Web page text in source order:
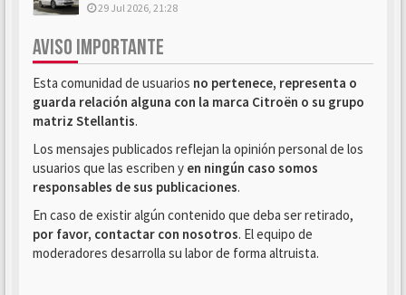
29 Jul 2026, 21:28
AVISO IMPORTANTE
Esta comunidad de usuarios no pertenece, representa o
guarda relación alguna con la marca Citroën o su grupo
matriz Stellantis.
Los mensajes publicados reflejan la opinión personal de los
usuarios que las escriben y en ningún caso somos
responsables de sus publicaciones.
En caso de existir algún contenido que deba ser retirado,
por favor, contactar con nosotros. El equipo de
moderadores desarrolla su labor de forma altruista.